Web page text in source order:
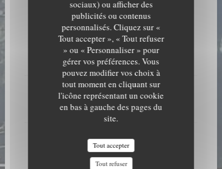
sociaux) ou afficher des
publicités ou contenus
personnalisés. Cliquez sur «
Tout accepter », « Tout refuser
» ou « Personnaliser » pour
gérer vos préférences. Vous
pouvez modifier vos choix à
tout moment en cliquant sur
l'icône représentant un cookie
en bas à gauche des pages du
site.
Tout accepter
Tout refuser
Les Fromages
Faisselle aux fruits rouges
Liste des allergènes
8,00 EUR
Faisselle crème
Liste des allergènes
6,50 EUR
Liste des allergènes
6,00 EUR